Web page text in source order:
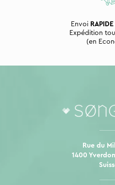
Envoi RAPIDE
Expédition
(en
Rue du
1400